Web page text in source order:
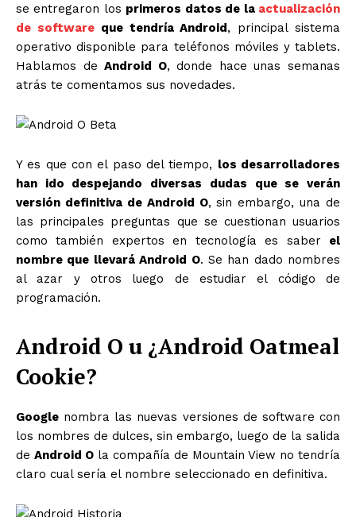
se entregaron los primeros datos de la actualización
de softwareque tendría Android, principal sistema
operativo disponible para teléfonos móviles y tablets.
Hablamos deAndroid O, donde hace unas semanas
atrás te comentamos sus novedades.
Y es que con el paso del tiempo, los desarrolladores
han ido despejando diversas dudas que se verán
versión definitiva de Android O, sin embargo, una de
las principales preguntas que se cuestionan usuarios
como también expertos en tecnología es saber el
nombre que llevará Android O. Se han dado nombres
al azar y otros luego de estudiar el código de
programación.
Android O u ¿Android Oatmeal
Cookie?
Google nombra las nuevas versiones de software con
los nombres de dulces, sin embargo, luego de la salida
de Android O la compañía de Mountain View no tendría
claro cual sería el nombre seleccionado en definitiva.